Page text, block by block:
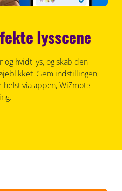
lysscene
og hvidt lys, og skab den
Gem indstillingen,
helst via appen, WiZmote